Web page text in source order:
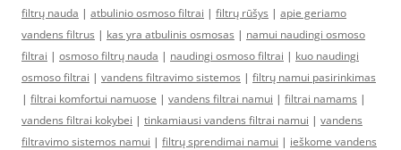
filtrų nauda | atbulinio osmoso filtrai | filtrų rūšys | apie geriamo
vandens filtrus | kas yra atbulinis osmosas | namui naudingi osmoso
filtrai | osmoso filtrų nauda | naudingi osmoso filtrai | kuo naudingi
osmoso filtrai | vandens filtravimo sistemos | filtrų namui pasirinkimas
| filtrai komfortui namuose | vandens filtrai namui | filtrai namams |
vandens filtrai kokybei | tinkamiausi vandens filtrai namui | vandens
filtravimo sistemos namui | filtrų sprendimai namui | ieškome vandens